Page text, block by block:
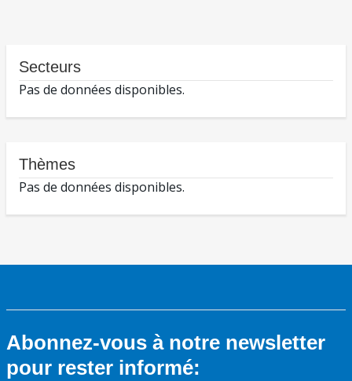
Secteurs
Pas de données disponibles.
Thèmes
Pas de données disponibles.
Abonnez-vous à notre newsletter
pour rester informé: